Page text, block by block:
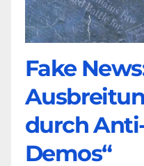
Fake
durch
Demos“